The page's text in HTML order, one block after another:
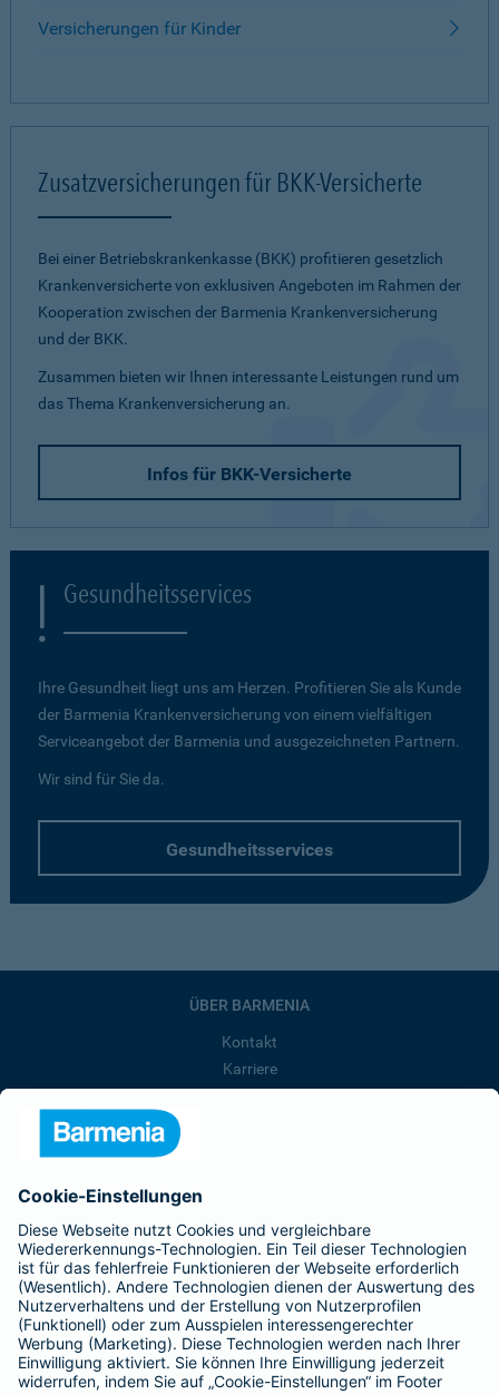
Versicherungen für Kinder
Zusatzversicherungen für BKK-Versicherte
Bei einer Betriebskrankenkasse (BKK) profitieren gesetzlich
Krankenversicherte von exklusiven Angeboten im Rahmen der
Kooperation zwischen der Barmenia Krankenversicherung
und der BKK.
Zusammen bieten wir Ihnen interessante Leistungen rund um
das Thema Krankenversicherung an.
Infos für BKK-Versicherte
Gesundheitsservices
Ihre Gesundheit liegt uns am Herzen. Profitieren Sie als Kunde
der Barmenia Krankenversicherung von einem vielfältigen
Serviceangebot der Barmenia und ausgezeichneten Partnern.
Wir sind für Sie da.
Gesundheitsservices
ÜBER BARMENIA
Kontakt
Karriere
Barmenia ist Teil der BarmeniaGothaer
BELIEBTE SEITEN
Kranken-Zusatzversicherung
Tierversicherungen
Haftpflichtversicherung
Hausratversicherung